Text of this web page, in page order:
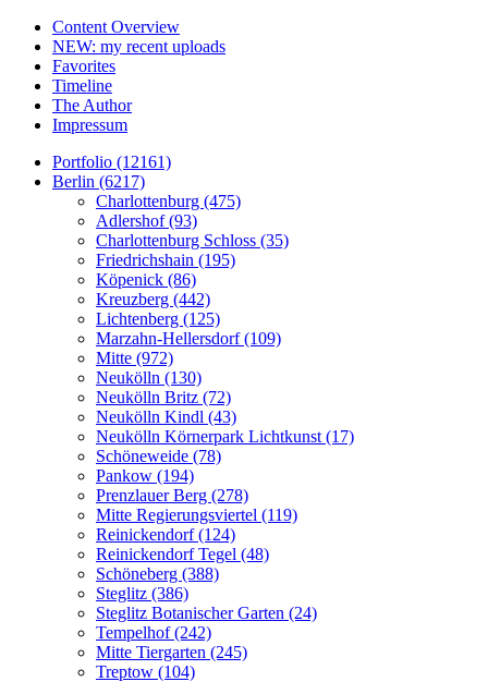
Content Overview
NEW: my recent uploads
Favorites
Timeline
The Author
Impressum
Portfolio (12161)
Berlin (6217)
Charlottenburg (475)
Adlershof (93)
Charlottenburg Schloss (35)
Friedrichshain (195)
Köpenick (86)
Kreuzberg (442)
Lichtenberg (125)
Marzahn-Hellersdorf (109)
Mitte (972)
Neukölln (130)
Neukölln Britz (72)
Neukölln Kindl (43)
Neukölln Körnerpark Lichtkunst (17)
Schöneweide (78)
Pankow (194)
Prenzlauer Berg (278)
Mitte Regierungsviertel (119)
Reinickendorf (124)
Reinickendorf Tegel (48)
Schöneberg (388)
Steglitz (386)
Steglitz Botanischer Garten (24)
Tempelhof (242)
Mitte Tiergarten (245)
Treptow (104)